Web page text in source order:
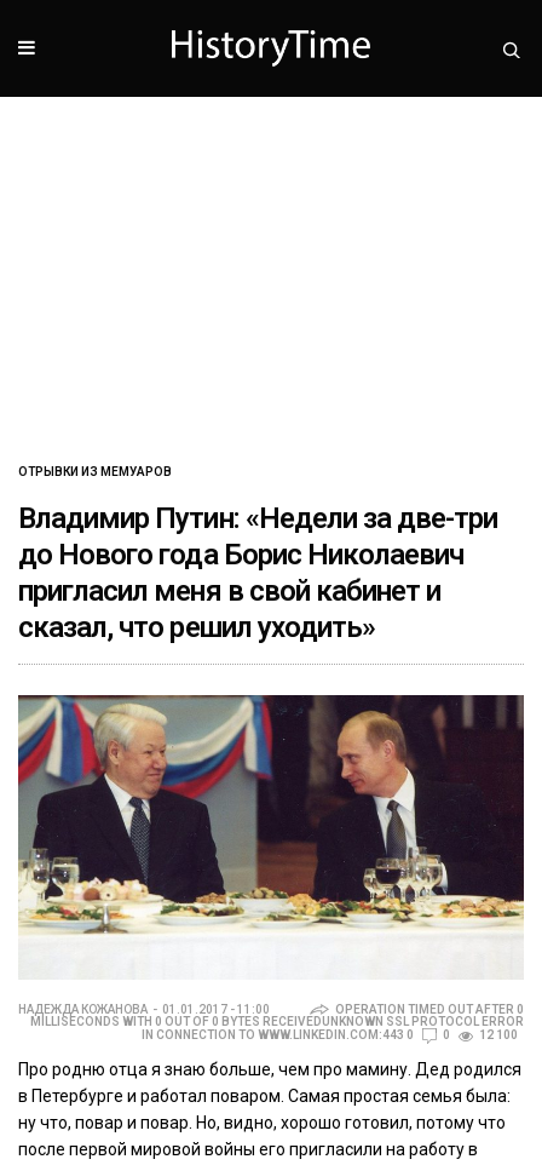
ОТРЫВКИ ИЗ МЕМУАРОВ
Владимир Путин: «Недели за две-три
до Нового года Борис Николаевич
пригласил меня в свой кабинет и
сказал, что решил уходить»
НАДЕЖДА КОЖАНОВА 01.01.2017 - 11:00
OPERATION TIMED OUT AFTER 0
MILLISECONDS WITH 0 OUT OF 0 BYTES RECEIVEDUNKNOWN SSL PROTOCOL ERROR
IN CONNECTION TO WWW.LINKEDIN.COM:443 0
0 12 100
Про родню отца я знаю больше, чем про мамину. Дед родился
в Петербурге и работал поваром. Самая простая семья была:
ну что, повар и повар. Но, видно, хорошо готовил, потому что
после первой мировой войны его пригласили на работу в